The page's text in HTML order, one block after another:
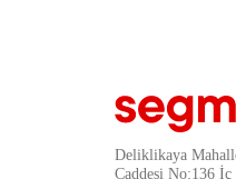
Deliklikaya
Caddesi No:136 İç